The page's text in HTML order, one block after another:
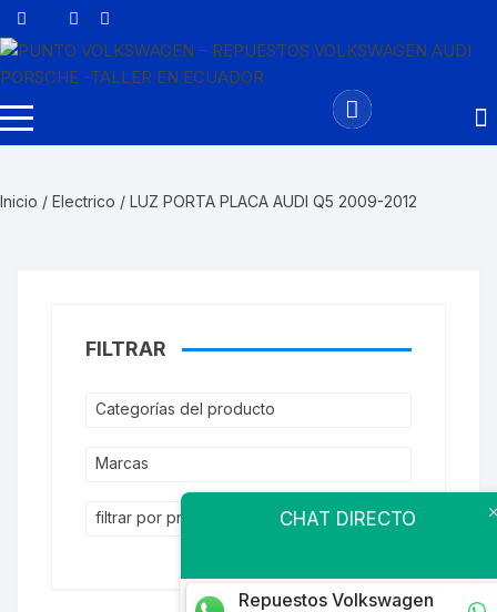
Saltar
al
Inicio / Electrico / LUZ PORTA PLACA AUDI Q5 2009-2012
FILTRAR
Categorías del producto
Marcas
filtrar por precio CHAT DIRECTO
Repuestos Volkswagen